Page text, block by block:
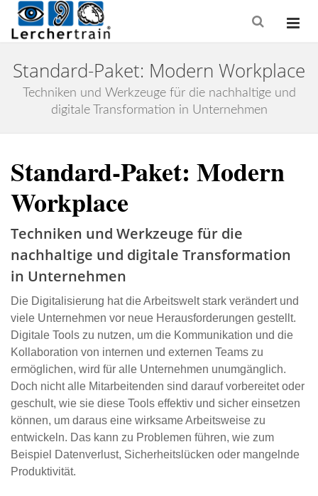
Standard-Paket: Modern Workplace
Techniken und Werkzeuge für die nachhaltige und
digitale Transformation in Unternehmen
Standard-Paket: Modern
Workplace
Techniken und Werkzeuge für die
nachhaltige und digitale Transformation
in Unternehmen
Die Digitalisierung hat die Arbeitswelt stark verändert und
viele Unternehmen vor neue Herausforderungen gestellt.
Digitale Tools zu nutzen, um die Kommunikation und die
Kollaboration von internen und externen Teams zu
ermöglichen, wird für alle Unternehmen unumgänglich.
Doch nicht alle Mitarbeitenden sind darauf vorbereitet oder
geschult, wie sie diese Tools effektiv und sicher einsetzen
können, um daraus eine wirksame Arbeitsweise zu
entwickeln. Das kann zu Problemen führen, wie zum
Beispiel Datenverlust, Sicherheitslücken oder mangelnde
Produktivität.